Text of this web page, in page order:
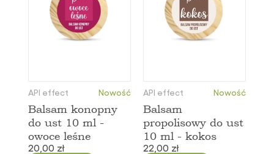
API effect Nowość
Balsam konopny
do ust 10 ml -
owoce leśne
20,00 zł
API effect Nowość
Balsam
propolisowy do ust
10 ml - kokos
22,00 zł